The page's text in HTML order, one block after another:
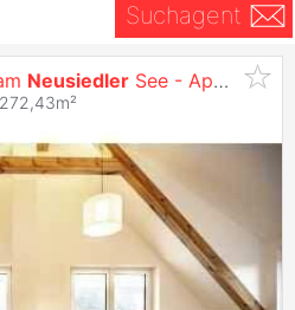
Suchagent
Neusiedler See - Appartementhaus mit 7 Appartments & Mehrzweckraum